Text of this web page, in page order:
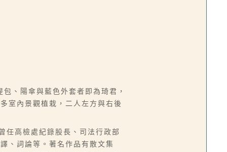
、陽傘與藍色外套者即為琦君，
室內景觀植栽，二人左方與右後
任高檢處紀錄股長、司法行政部
、詞論等。著名作品有散文集